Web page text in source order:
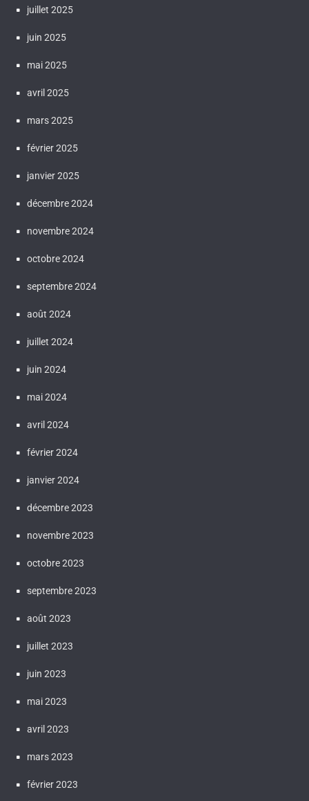
juillet 2025
juin 2025
mai 2025
avril 2025
mars 2025
février 2025
janvier 2025
décembre 2024
novembre 2024
octobre 2024
septembre 2024
août 2024
juillet 2024
juin 2024
mai 2024
avril 2024
février 2024
janvier 2024
décembre 2023
novembre 2023
octobre 2023
septembre 2023
août 2023
juillet 2023
juin 2023
mai 2023
avril 2023
mars 2023
février 2023